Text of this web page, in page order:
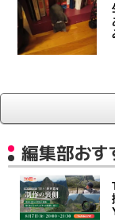
編集部おす